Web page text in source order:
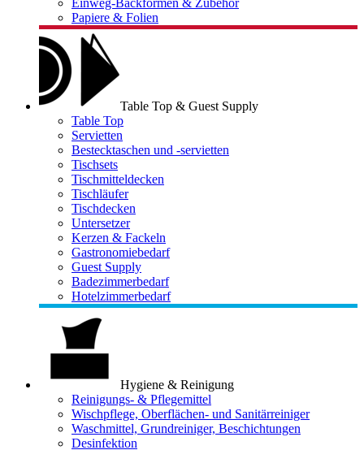
Einweg-Backformen & Zubehör
Papiere & Folien
Table Top & Guest Supply
Table Top
Servietten
Bestecktaschen und -servietten
Tischsets
Tischmitteldecken
Tischläufer
Tischdecken
Untersetzer
Kerzen & Fackeln
Gastronomiebedarf
Guest Supply
Badezimmerbedarf
Hotelzimmerbedarf
Hygiene & Reinigung
Reinigungs- & Pflegemittel
Wischpflege, Oberflächen- und Sanitärreiniger
Waschmittel, Grundreiniger, Beschichtungen
Desinfektion